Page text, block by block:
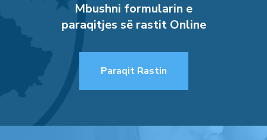
Mbushni formularin e
paraqitjes së rastit Online
Paraqit Rastin